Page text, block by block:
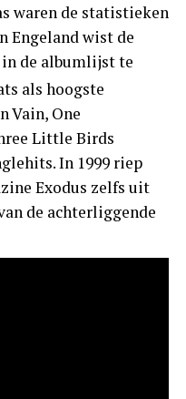
waren de statistieken
Engeland wist de
in de albumlijst te
als hoogste
Vain, One
Little Birds
In 1999 riep
Exodus zelfs uit
de achterliggende